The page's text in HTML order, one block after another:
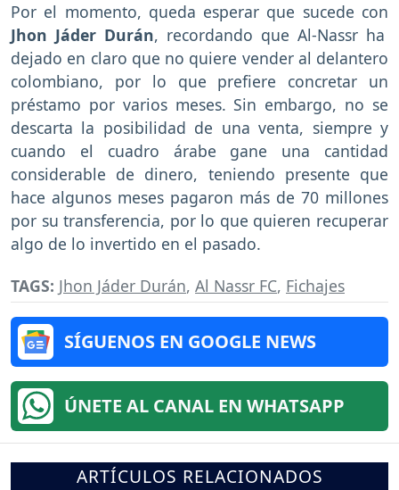
Por el momento, queda esperar que sucede con
Jhon Jáder Durán, recordando que Al-Nassr ha
dejado en claro que no quiere vender al delantero
colombiano, por lo que prefiere concretar un
préstamo por varios meses. Sin embargo, no se
descarta la posibilidad de una venta, siempre y
cuando el cuadro árabe gane una cantidad
considerable de dinero, teniendo presente que
hace algunos meses pagaron más de 70 millones
por su transferencia, por lo que quieren recuperar
algo de lo invertido en el pasado.
TAGS: Jhon Jáder Durán, Al Nassr FC, Fichajes
SÍGUENOS EN GOOGLE NEWS
ÚNETE AL CANAL EN WHATSAPP
ARTÍCULOS RELACIONADOS